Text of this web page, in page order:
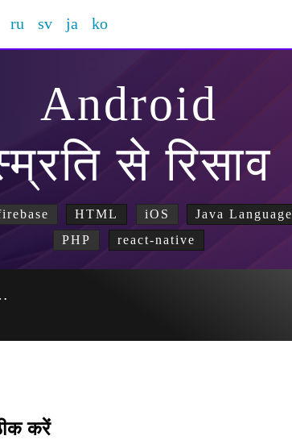
ru sv ja ko
Android
से रिसाव
HTML iOS Java Language
PHP
react-native
करें